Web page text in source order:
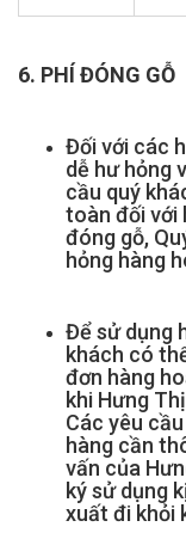
6. PHÍ ĐÓNG GỖ
Đối với các
dễ hư hỏng
cầu quý
toàn đối với
đóng gỗ,
hỏng hàng
Để sử dụng
khách có
đơn hàng
khi Hưng
Các yêu
hàng cần
vấn của
ký sử dụng
xuất đi khỏi